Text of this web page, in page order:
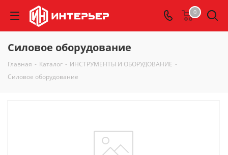
0
Силовое оборудование
Главная - Каталог - ИНСТРУМЕНТЫ И ОБОРУДОВАНИЕ -
Силовое оборудование